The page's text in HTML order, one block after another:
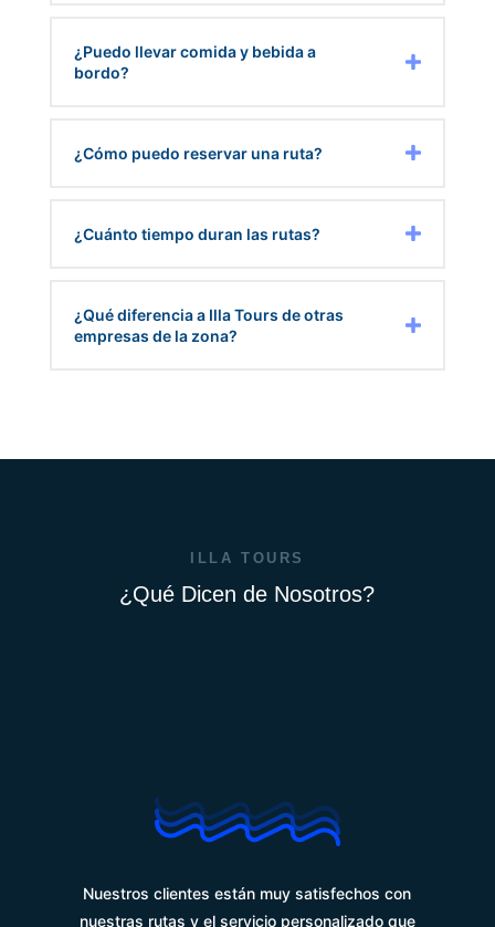
¿Puedo llevar comida y bebida a
bordo?
¿Cómo puedo reservar una ruta?
¿Cuánto tiempo duran las rutas?
¿Qué diferencia a Illa Tours de otras
empresas de la zona?
ILLA TOURS
¿Qué Dicen de Nosotros?
Nuestros clientes están muy satisfechos con
nuestras rutas y el servicio personalizado que